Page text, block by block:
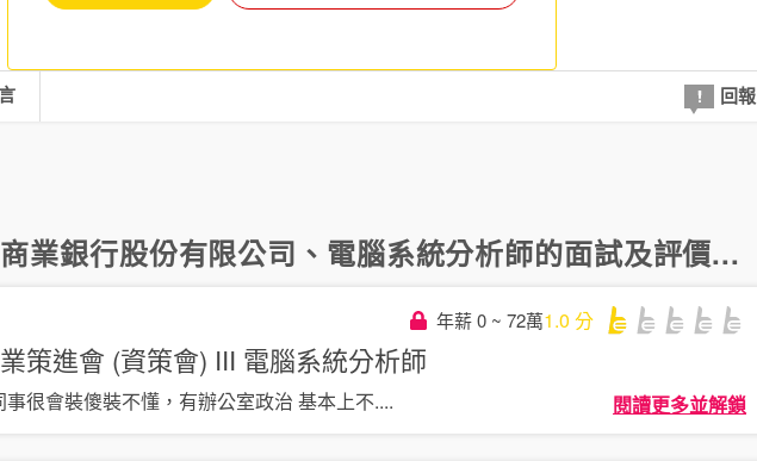
回報
業銀行股份有限公司 、 電腦系統分析師的面試及評價...
年薪 0 ~ 72萬1.0 分
策進會 (資策會) III 電腦系統分析師
很會裝傻裝不懂，有辦公室政治 基本上不.... 閱讀更多並解鎖